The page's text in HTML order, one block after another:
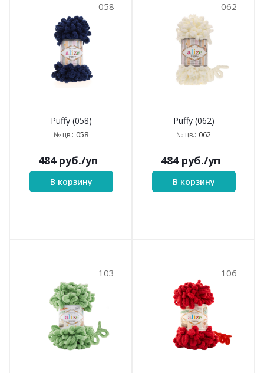
058
Puffy (058)
№ цв.: 058
484руб./уп
В корзину
062
Puffy (062)
№ цв.: 062
484руб./уп
В корзину
103 106